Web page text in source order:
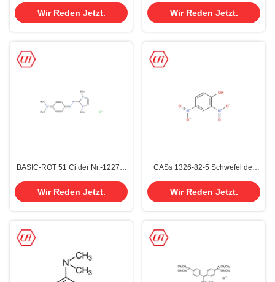
Eosin Y färbt CAS 17372-87-1
Wir Reden Jetzt. Wir Reden Jetzt.
BASIC-ROT 51 Ci der Nr.-12270-
lösliche chemische Farbstoff-
Wir Reden Jetzt.
CASs 1326-82-5 Schwefel der
Baumwolle200% BR220%
Wir Reden Jetzt.